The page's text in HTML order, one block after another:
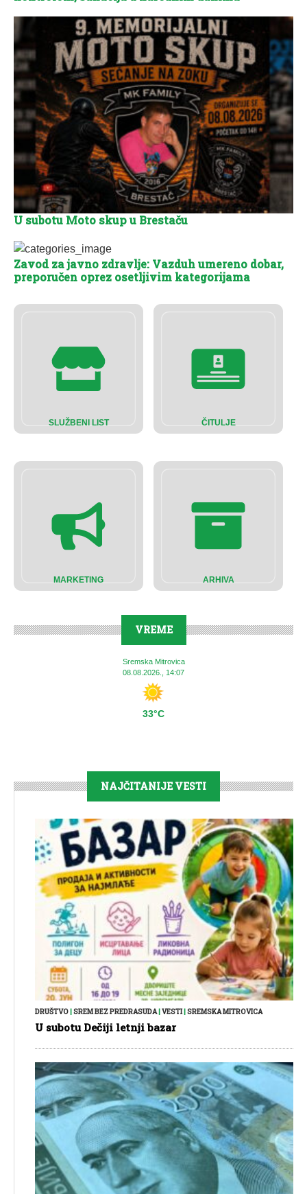
SLUŽBENI LIST ČITULJE
MARKETING ARHIVA
VREME
Sremska Mitrovica
08.08.2026., 14:07
33°C
U subotu Moto skup u Brestaču
Zavod za javno zdravlje: Vazduh umereno dobar,
preporučen oprez osetljivim kategorijama
NAJČITANIJE VESTI
DRUŠTVO SREM BEZ PREDRASUDA| VESTI| SREMSKA MITROVICA
U subotu Dečiji letnji bazar